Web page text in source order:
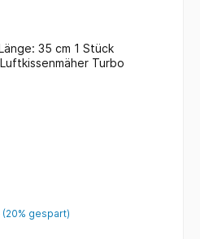
35 cm 1 Stück
Turbo
(20% gespart)